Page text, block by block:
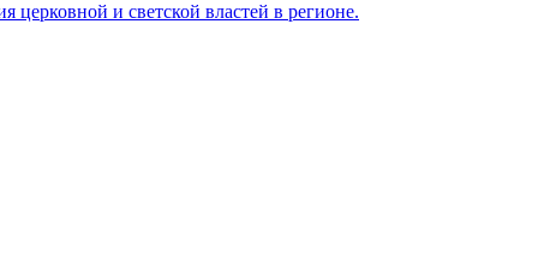
и светской властей в регионе.